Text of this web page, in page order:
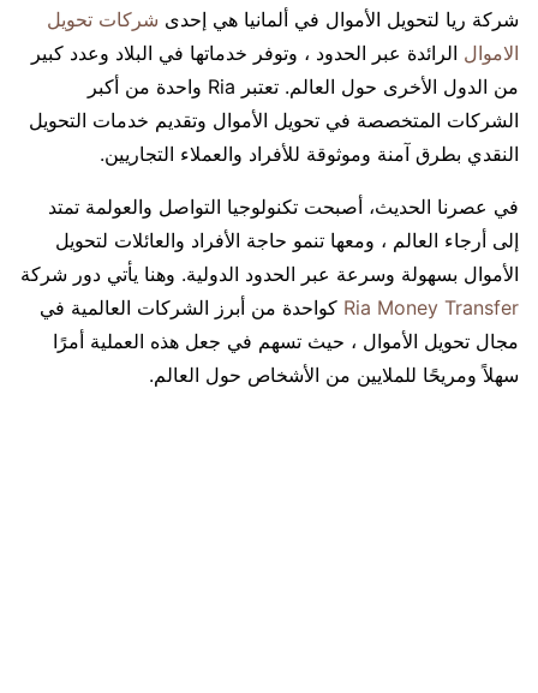
شركة ريا لتحويل الأموال في ألمانيا هي إحدى شركات تحويل
الاموال الرائدة عبر الحدود ، وتوفر خدماتها في البلاد وعدد كبير
من الدول الأخرى حول العالم. تعتبر Ria واحدة من أكبر
الشركات المتخصصة في تحويل الأموال وتقديم خدمات التحويل
النقدي بطرق آمنة وموثوقة للأفراد والعملاء التجاريين.
في عصرنا الحديث، أصبحت تكنولوجيا التواصل والعولمة تمتد
إلى أرجاء العالم ، ومعها تنمو حاجة الأفراد والعائلات لتحويل
الأموال بسهولة وسرعة عبر الحدود الدولية. وهنا يأتي دور شركة
Ria Money Transfer كواحدة من أبرز الشركات العالمية في
مجال تحويل الأموال ، حيث تسهم في جعل هذه العملية أمرًا
سهلاً ومريحًا للملايين من الأشخاص حول العالم.